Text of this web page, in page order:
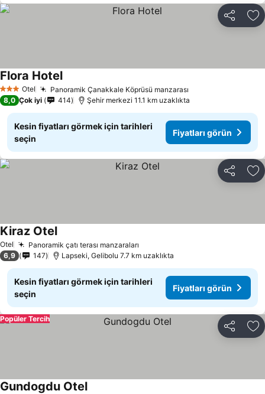
Paylaş
3 YıldızOtel Panoramik Çanakkale Köprüsü manzarası
Flora Hotel
8,0 Çok iyi 414 Şehir merkezi 11.1 km uzaklıkta
Kesin fiyatları görmek için tarihleri
seçin
Fiyatları görün
Paylaş
Otel Panoramik çatı terası manzaraları
Kiraz Otel
6,9 147 Lapseki, Gelibolu 7.7 km uzaklıkta
Kesin fiyatları görmek için tarihleri
seçin
Fiyatları görün
Paylaş
Popüler Tercih
Gundogdu Otel